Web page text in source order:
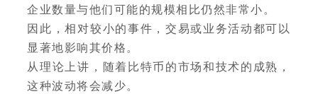
企业数量与他们可能的规模相比仍然非常小。
因此，相对较小的事件，交易或业务活动都可以
显著地影响其价格。
从理论上讲，随着比特币的市场和技术的成熟，
这种波动将会减少。